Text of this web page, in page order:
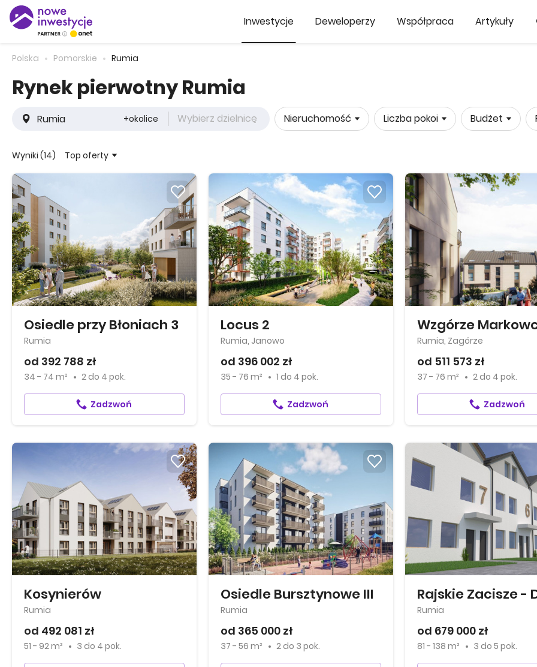
Inwestycje Deweloperzy Współpraca Artykuły
Polska Pomorskie Rumia
Rynek pierwotny Rumia
+okolice Wybierz dzielnicę Nieruchomość Liczba pokoi Budżet
Wyniki (14) Top oferty
Osiedle przy Błoniach 3
Rumia
od 392 788 zł
34 - 74 m² 2 do 4 pok.
Zadzwoń
Locus 2
Rumia, Janowo
od 396 002 zł
35 - 76 m² 1 do 4 pok.
Zadzwoń
Wzgórze
Rumia, Zagórze
od 511 573 zł
37 - 76 m² 2do 4 pok.
Zadzwoń
Kosynierów
Rumia
od 492 081 zł
51 - 92 m² 3 do 4 pok.
Osiedle Bursztynowe III
Rumia
od 365 000 zł
37 - 56 m² 2do 3 pok.
Rumia
od 679 000 zł
81 - 138 m² 3 do 5 pok.